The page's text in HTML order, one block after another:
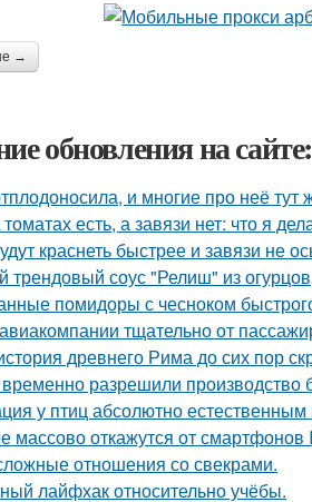
→
обновления на сайте:
и многие про неё
есть, а завязи нет: что я
краснеть быстрее и завязи не
трендовый соус "Релиш" из
помидоры с чесноком
тщательно от
древнего Рима до сих пор
разрешили производство
у птиц абсолютно
массово откажутся от
отношения со свекрами.
лайфхак относительно учёбы.